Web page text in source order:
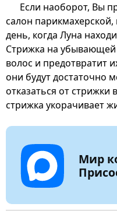
Если наоборот, Вы
салон
день, когда Луна
Стрижка на
волос и предотвратит
они будут достаточно
отказаться от стрижки
стрижка укорачивает
Мир